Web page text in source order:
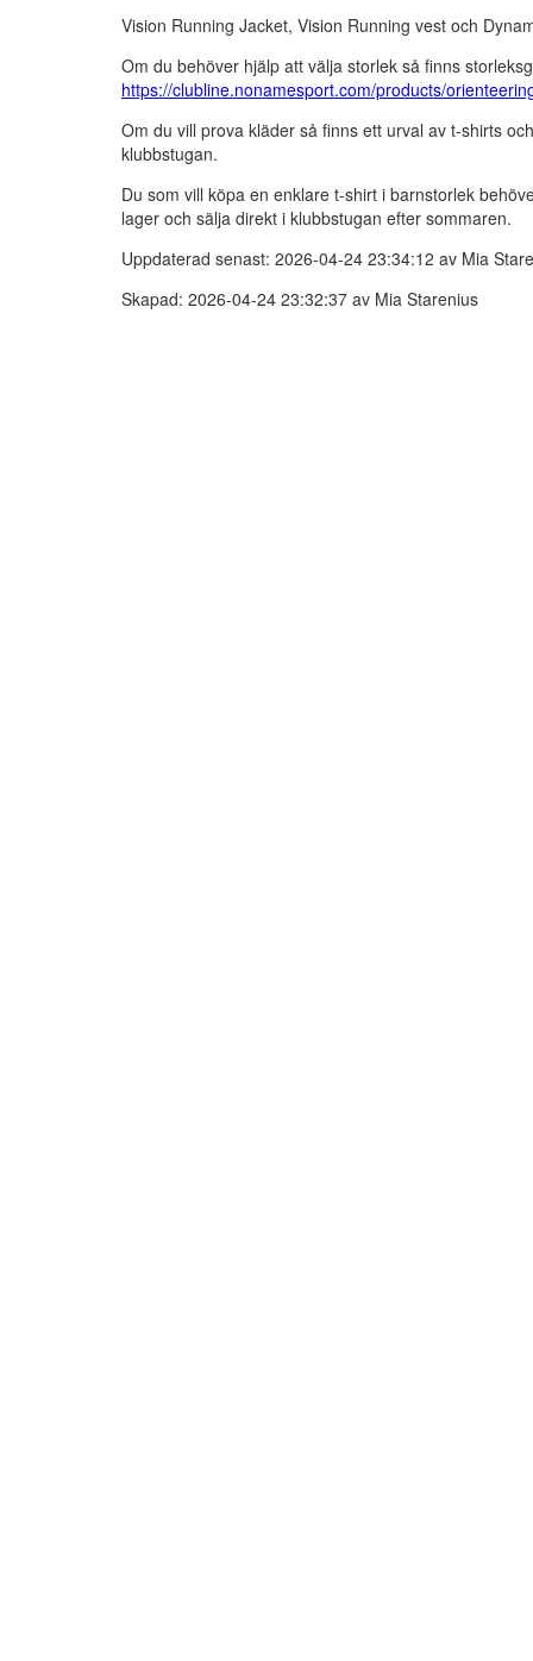
Vision Running Jacket, Vision Running vest och
Om du behöver hjälp att välja storlek så finns
https://clubline.nonamesport.com/products/
Om du vill prova kläder så finns ett urval av t-shirts
klubbstugan.
Du som vill köpa en enklare t-shirt i barnstorlek
lager och sälja direkt i klubbstugan efter sommaren.
Uppdaterad senast: 2026-04-24 23:34:12 av Mia
Skapad: 2026-04-24 23:32:37 av Mia Starenius